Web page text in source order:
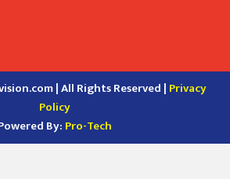
| All Rights Reserved | Privacy
Policy
By:Pro-Tech